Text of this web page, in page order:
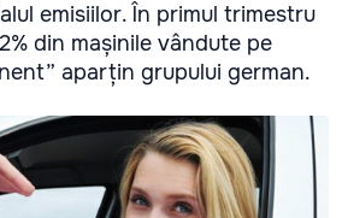
emisiilor. În primul trimestru
din mașinile vândute pe
aparțin grupului german.